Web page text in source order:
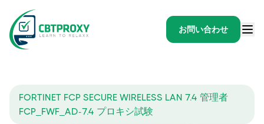
お問い合わせ
FORTINET FCP SECURE WIRELESS LAN 7.4 管理者
FCP_FWF_AD-7.4 プロキシ試験